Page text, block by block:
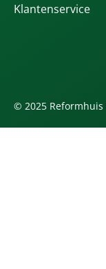
Klantenservice
© 2025